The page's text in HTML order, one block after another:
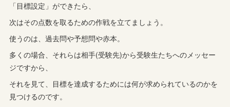
「目標設定」ができたら、
次はその点数を取るための作戦を立てましょう。
使うのは、過去問や予想問や赤本。
多くの場合、それらは相手(受験先)から受験生たちへのメッセー
ジですから、
それを見て、目標を達成するためには何が求められているのかを
見つけるのです。